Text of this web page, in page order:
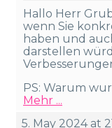
Hallo Herr
wenn Sie
haben und
darstellen
PS: Warum wur
Mehr ...
5. May 2024 at